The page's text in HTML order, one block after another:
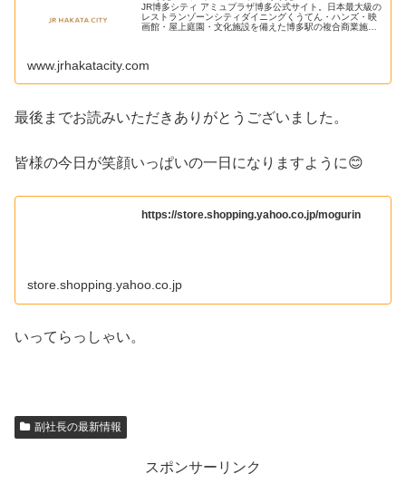
JR博多シティ アミュプラザ博多公式サイト。日本最大級の
レストランゾーンシティダイニングくうてん・ハンズ・映
画館・屋上庭園・文化施設を備えた博多駅の複合商業施設
www.jrhakatacity.com
最後までお読みいただきありがとうございました。
皆様の今日が笑顔いっぱいの一日になりますように😊
https://store.shopping.yahoo.co.jp/mogurin
store.shopping.yahoo.co.jp
いってらっしゃい。
副社長の最新情報
スポンサーリンク